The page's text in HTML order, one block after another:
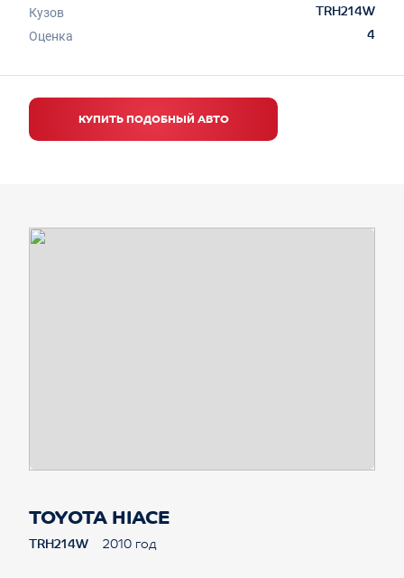
Кузов TRH214W
Оценка 4
КУПИТЬ ПОДОБНЫЙ АВТО
TOYOTA HIACE
TRH214W 2010 год